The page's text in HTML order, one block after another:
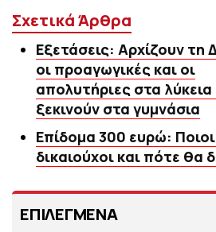
Σχετικά Άρθρα
Εξετάσεις: Αρχίζουν τη
οι προαγωγικές και οι
απολυτήριες στα
ξεκινούν στα γυμνάσια
Επίδομα 300 ευρώ: Ποιοι
δικαιούχοι και πότε θα
ΕΠΙΛΕΓΜΕΝΑ